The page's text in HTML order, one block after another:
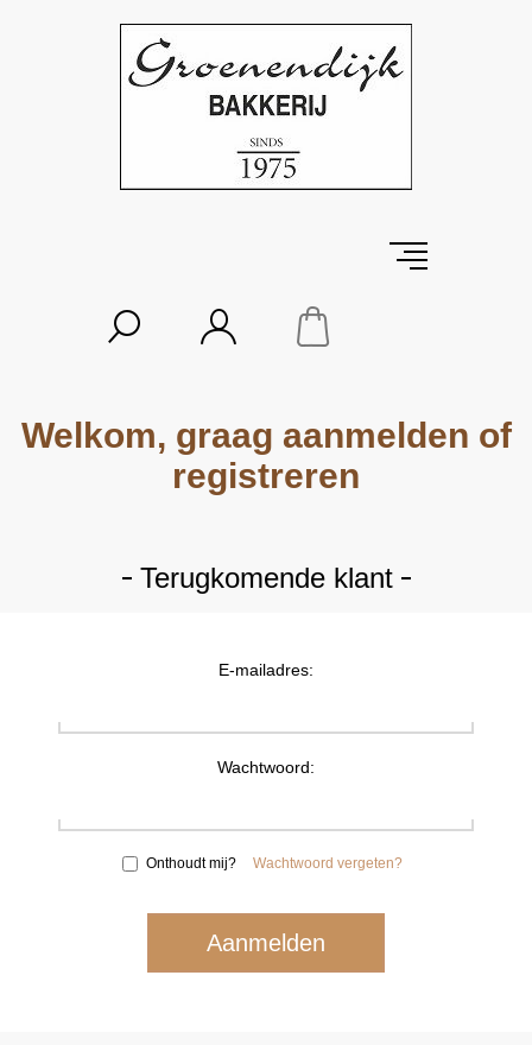
Welkom, graag aanmelden of
registreren
Terugkomende klant
E-mailadres:
Wachtwoord:
Onthoudt mij? Wachtwoord vergeten?